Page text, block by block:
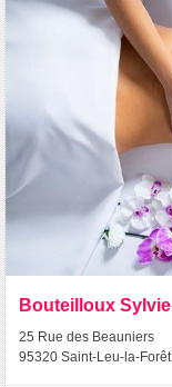
Bouteilloux Sylvie
25 Rue des Beauniers
95320 Saint-Leu-la-Forêt